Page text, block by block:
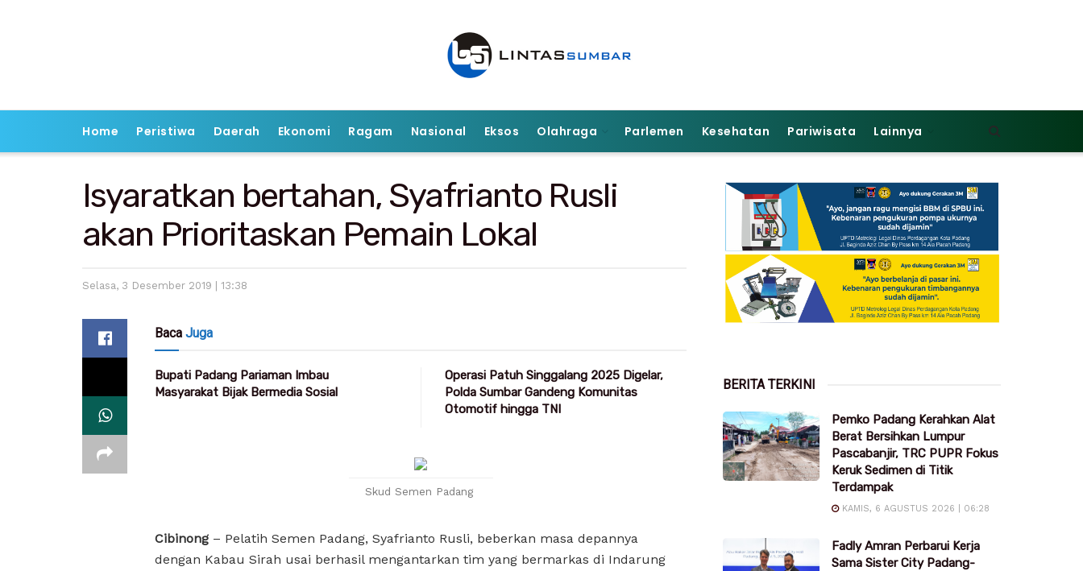
Home Peristiwa Daerah Ekonomi Ragam Nasional Eksos Olahraga Parlemen Kesehatan Pariwisata Lainnya
Isyaratkan bertahan, Syafrianto Rusli
akan Prioritaskan Pemain Lokal
Selasa, 3 Desember 2019 | 13:38
Baca Juga
Bupati Padang Pariaman Imbau
Masyarakat Bijak Bermedia Sosial
Operasi Patuh Singgalang 2025 Digelar,
Polda Sumbar Gandeng Komunitas
Otomotif hingga TNI
Skud Semen Padang
Cibinong – Pelatih Semen Padang, Syafrianto Rusli, beberkan masa depannya
dengan Kabau Sirah usai berhasil mengantarkan tim yang bermarkas di Indarung
BERITA TERKINI
Pemko Padang Kerahkan Alat
Berat Bersihkan Lumpur
Pascabanjir, TRC PUPR Fokus
Keruk Sedimen di Titik
Terdampak
KAMIS, 6 AGUSTUS 2026 | 06:28
Fadly Amran Perbarui Kerja
Sama Sister City Padang-